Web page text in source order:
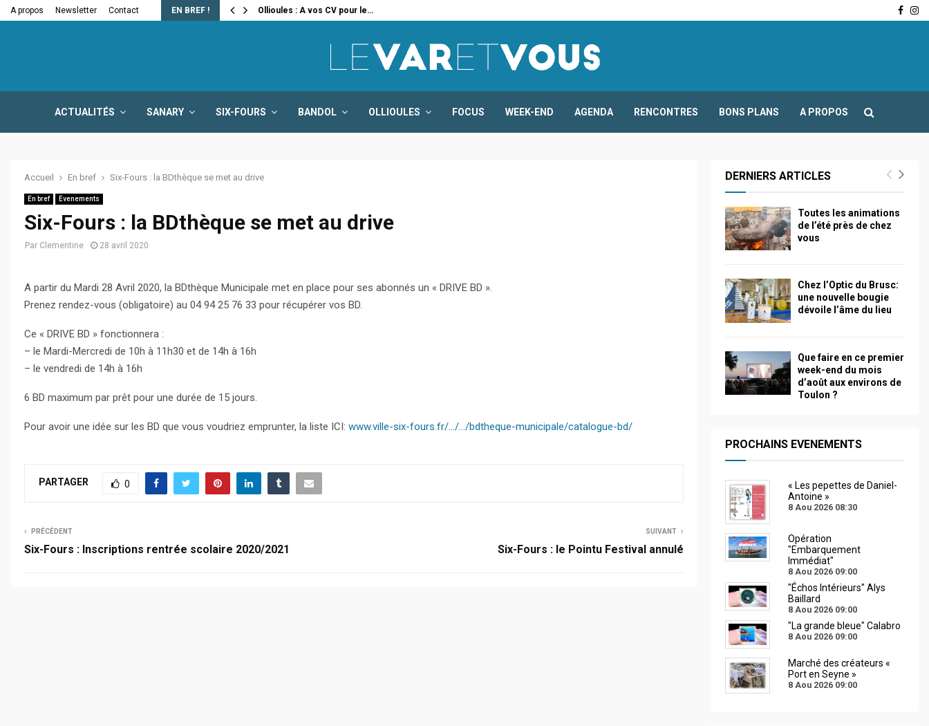
A propos Newsletter Contact EN BREF !
la fermeture… Ollioules : A vos CV pour le…
ACTUALITÉS SANARY SIX-FOURS BANDOL OLLIOULES FOCUS WEEK-END AGENDA RENCONTRES BONS PLANS A PROPOS
Accueil En bref Six-Fours : la BDthèque se met au drive
En bref Evenements
Six-Fours : la BDthèque se met au drive
Par Clementine 28 avril 2020
A partir du Mardi 28 Avril 2020, la BDthèque Municipale met en place pour ses abonnés un « DRIVE BD ».
Prenez rendez-vous (obligatoire) au 04 94 25 76 33 pour récupérer vos BD.
Ce « DRIVE BD » fonctionnera :
– le Mardi-Mercredi de 10h à 11h30 et de 14h à 16h
– le vendredi de 14h à 16h
6 BD maximum par prêt pour une durée de 15 jours.
Pour avoir une idée sur les BD que vous voudriez emprunter, la liste ICI: www.ville-six-fours.fr/…/…/bdtheque-municipale/catalogue-bd/
PARTAGER 0
PRÉCÉDENT
Six-Fours : Inscriptions rentrée scolaire 2020/2021
SUIVANT
Six-Fours : le Pointu Festival annulé
DERNIERS ARTICLES
Toutes les animations
de l’été près de chez
vous
Chez l’Optic du Brusc:
une nouvelle bougie
dévoile l’âme du lieu
Que faire en ce premier
week-end du mois
d’août aux environs de
Toulon ?
PROCHAINS EVENEMENTS
« Les pepettes de Daniel-
Antoine »
8 Aou 2026 08:30
Opération
"Embarquement
Immédiat"
8 Aou 2026 09:00
"Échos Intérieurs" Alys
Baillard
8 Aou 2026 09:00
"La grande bleue" Calabro
8 Aou 2026 09:00
Marché des créateurs «
Port en Seyne »
8 Aou 2026 09:00